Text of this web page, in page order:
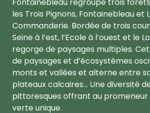
les Trois Pignons, Fontainebleau et
Commanderie. Bordée de trois
Seine à l’est, l’Ecole à l’ouest et le
regorge de paysages multiples.
de paysages et d’écosystèmes
monts et vallées et alterne entre
plateaux calcaires… Une diversité
pittoresques offrant au promeneur
verte unique.